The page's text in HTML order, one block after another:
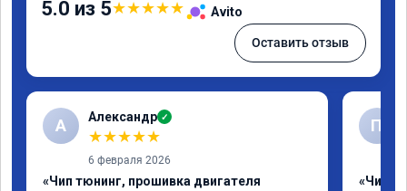
5.0 из 5★★★★★ Avito
Оставить отзыв
А Александр ✓
★★★★★
6 февраля 2026
«Чип тюнинг, прошивка двигателя
П
«Чип